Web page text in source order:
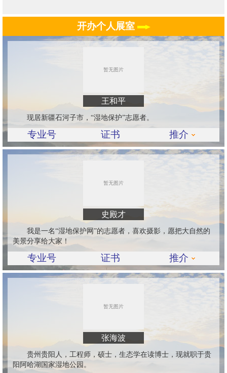
开办个人展室
王和平
现居新疆石河子市，“湿地保护”志愿者。
专业号 证书 推介
史殿才
我是一名“湿地保护网”的志愿者，喜欢摄影，愿把大自然的
美景分享给大家！
专业号 证书 推介
张海波
贵州贵阳人，工程师，硕士，生态学在读博士，现就职于贵
阳阿哈湖国家湿地公园。